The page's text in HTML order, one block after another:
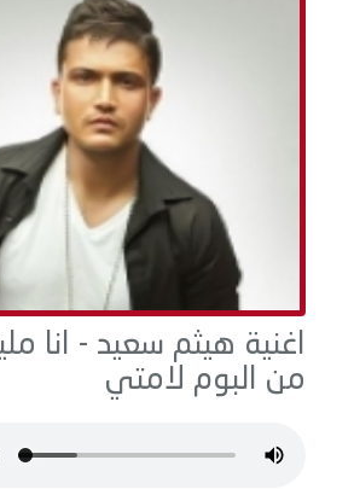
من البوم لامتي